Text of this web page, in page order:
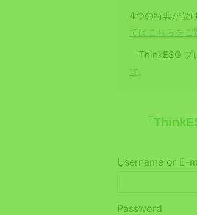
4つの特典が受
てはこちらをご
「ThinkESG
す
「
Username or E-
Password